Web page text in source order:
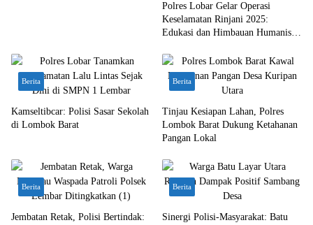
Polres Lobar Gelar Operasi
Keselamatan Rinjani 2025:
Edukasi dan Himbauan Humanis
Berita
Kamseltibcar: Polisi Sasar Sekolah
di Lombok Barat
Berita
Tinjau Kesiapan Lahan, Polres
Lombok Barat Dukung Ketahanan
Pangan Lokal
Berita
Jembatan Retak, Polisi Bertindak:
Berita
Sinergi Polisi-Masyarakat: Batu